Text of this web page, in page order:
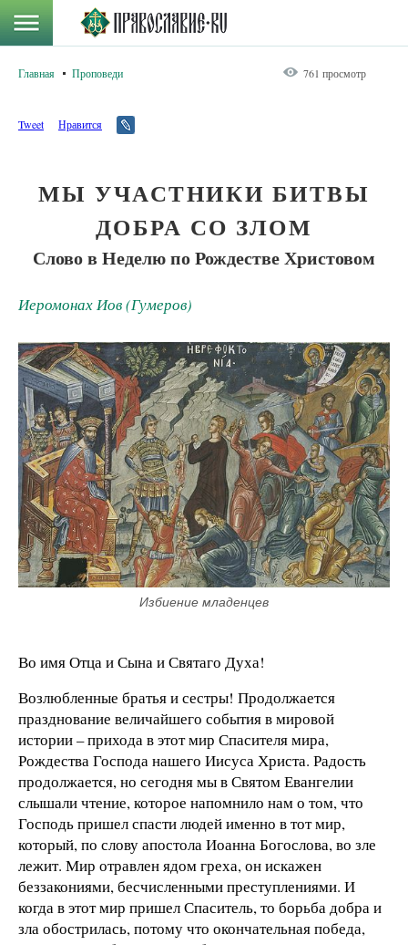
Главная Проповеди 761 просмотр
Tweet Нравится
МЫ УЧАСТНИКИ БИТВЫ
ДОБРА СО ЗЛОМ
Слово в Неделю по Рождестве Христовом
Иеромонах Иов (Гумеров)
Избиение младенцев
Во имя Отца и Сына и Святаго Духа!
Возлюбленные братья и сестры! Продолжается
празднование величайшего события в мировой
истории – прихода в этот мир Спасителя мира,
Рождества Господа нашего Иисуса Христа. Радость
продолжается, но сегодня мы в Святом Евангелии
слышали чтение, которое напомнило нам о том, что
Господь пришел спасти людей именно в тот мир,
который, по слову апостола Иоанна Богослова, во зле
лежит. Мир отравлен ядом греха, он искажен
беззакониями, бесчисленными преступлениями. И
когда в этот мир пришел Спаситель, то борьба добра и
зла обострилась, потому что окончательная победа,